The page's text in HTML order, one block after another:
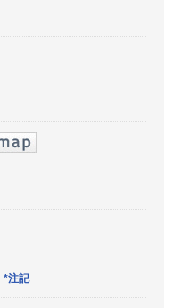
*注記